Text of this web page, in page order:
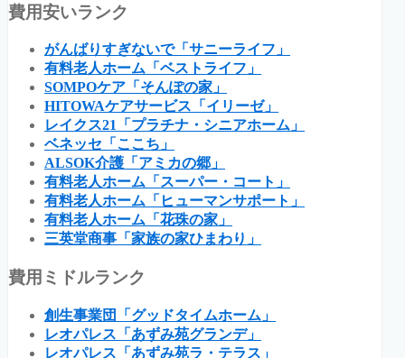
費用安いランク
がんばりすぎないで「サニーライフ」
有料老人ホーム「ベストライフ」
SOMPOケア「そんぽの家」
HITOWAケアサービス「イリーゼ」
レイクス21「プラチナ・シニアホーム」
ベネッセ「ここち」
ALSOK介護「アミカの郷」
有料老人ホーム「スーパー・コート」
有料老人ホーム「ヒューマンサポート」
有料老人ホーム「花珠の家」
三英堂商事「家族の家ひまわり」
費用ミドルランク
創生事業団「グッドタイムホーム」
レオパレス「あずみ苑グランデ」
レオパレス「あずみ苑ラ・テラス」